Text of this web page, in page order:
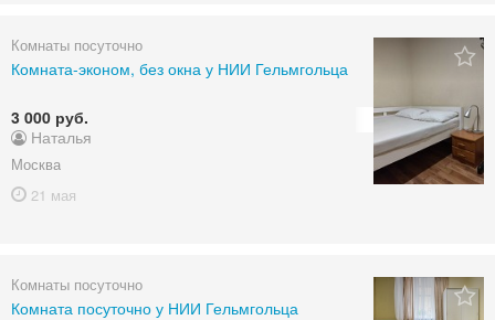
Комнаты посуточно
Комната-эконом, без окна у НИИ Гельмгольца
3 000 руб.
Наталья
Москва
21 мая
Комнаты посуточно
Комната посуточно у НИИ Гельмгольца